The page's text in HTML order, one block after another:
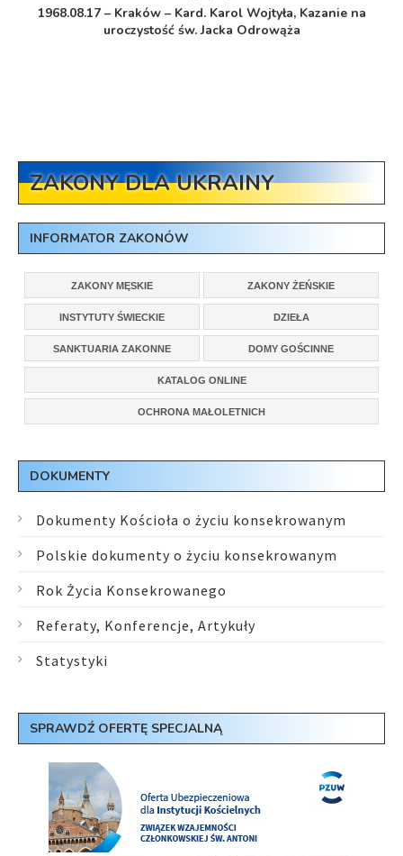
1968.08.17 – Kraków – Kard. Karol Wojtyła, Kazanie na
uroczystość św. Jacka Odrowąża
ZAKONY DLA UKRAINY
INFORMATOR ZAKONÓW
ZAKONY MĘSKIE ZAKONY ŻEŃSKIE
INSTYTUTY ŚWIECKIE DZIEŁA
SANKTUARIA ZAKONNE DOMY GOŚCINNE
KATALOG ONLINE
OCHRONA MAŁOLETNICH
DOKUMENTY
Dokumenty Kościoła o życiu konsekrowanym
Polskie dokumenty o życiu konsekrowanym
Rok Życia Konsekrowanego
Referaty, Konferencje, Artykuły
Statystyki
SPRAWDŹ OFERTĘ SPECJALNĄ